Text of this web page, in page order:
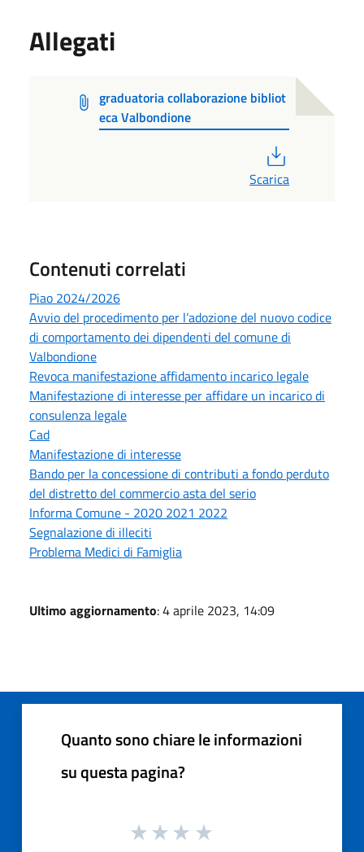
Allegati
graduatoria collaborazione bibliot
eca Valbondione
Scarica
Contenuti correlati
Piao 2024/2026
Avvio del procedimento per l’adozione del nuovo codice
di comportamento dei dipendenti del comune di
Valbondione
Revoca manifestazione affidamento incarico legale
Manifestazione di interesse per affidare un incarico di
consulenza legale
Cad
Manifestazione di interesse
Bando per la concessione di contributi a fondo perduto
del distretto del commercio asta del serio
Informa Comune - 2020 2021 2022
Segnalazione di illeciti
Problema Medici di Famiglia
Ultimo aggiornamento: 4 aprile 2023, 14:09
Quanto sono chiare le informazioni
su questa pagina?